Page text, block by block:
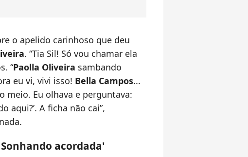
o apelido carinhoso que deu
. “Tia Sil! Só vou chamar ela
“Paolla Oliveira sambando
eu vi, vivi isso! Bella Campos...
meio. Eu olhava e perguntava:
aqui?’. A ficha não cai”,
acordada'